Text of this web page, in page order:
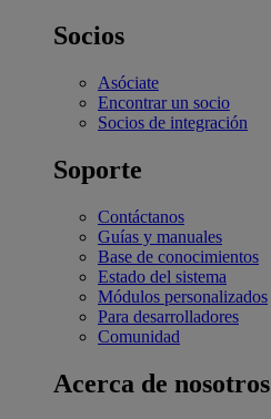
Socios
Asóciate
Encontrar un socio
Socios de integración
Soporte
Contáctanos
Guías y manuales
Base de conocimientos
Estado del sistema
Módulos personalizados
Para desarrolladores
Comunidad
Acerca de nosotros